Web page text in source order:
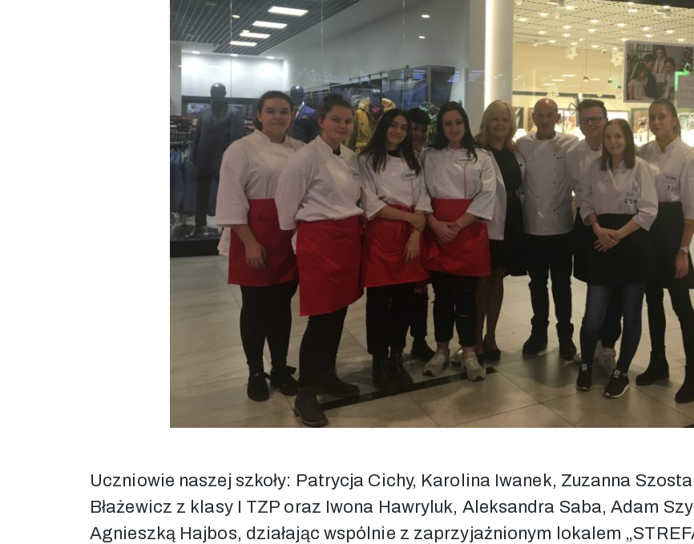
Uczniowie naszej szkoły: Patrycja Cichy, Karolina Iwanek, Zuzanna
Błażewicz z klasy I TZP oraz Iwona Hawryluk, Aleksandra Saba, Adam
Agnieszką Hajbos, działając wspólnie z zaprzyjaźnionym lokalem